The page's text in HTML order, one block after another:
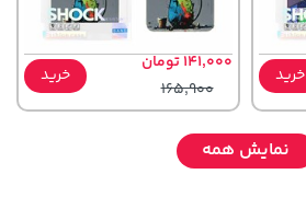
خرید
141,000 تومان
165,900
خرید
نمایش همه